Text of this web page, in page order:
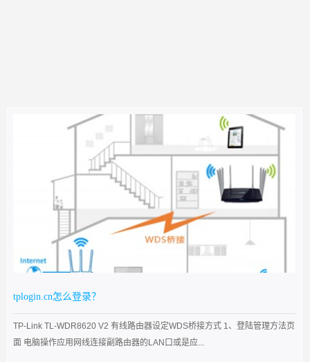
tplogin.cn怎么登录？
TP-Link TL-WDR8620 V2 有线路由器设定WDS桥接方式 1、登陆管理方法页
面 电脑操作应用网线连接副路由器的LAN口或是应...